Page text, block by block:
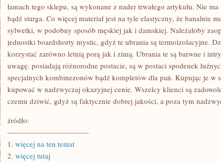
łamach tego sklepu, są wykonane z nader trwałego artykułu. Nie
bądź starga. Co więcej materiał jest na tyle elastyczny, że banalnie
sylwetki, w podobny sposób męskiej jak i damskiej. Należałoby
jednostki boardshorty mystic, gdyż te ubrania są termoizolacyjne.
korzystać zarówno letnią porą jak i zimą. Ubrania te są barwne i
uwagę. posiadają różnorodne postacie, są w postaci spodenek
specjalnych kombinezonów bądź kompletów dla pań. Kupując je w
kupować w nadzwyczaj okazyjnej cenie. Wszelcy klienci są
czemu dziwić, gdyż są faktycznie dobrej jakości, a poza tym
źródło:
———————————
1. więcej na ten temat
2. więcej tutaj